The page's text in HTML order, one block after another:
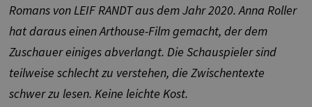
Romans von LEIF RANDT aus dem Jahr 2020. Anna Roller
hat daraus einen Arthouse-Film gemacht, der dem
Zuschauer einiges abverlangt. Die Schauspieler sind
teilweise schlecht zu verstehen, die Zwischentexte
schwer zu lesen. Keine leichte Kost.